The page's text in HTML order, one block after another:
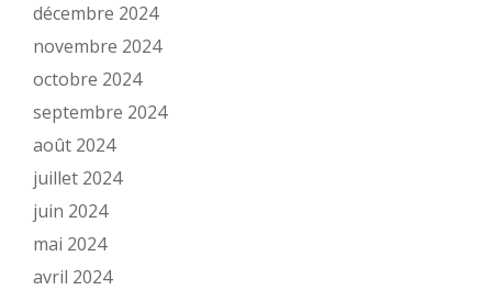
décembre 2024
novembre 2024
octobre 2024
septembre 2024
août 2024
juillet 2024
juin 2024
mai 2024
avril 2024